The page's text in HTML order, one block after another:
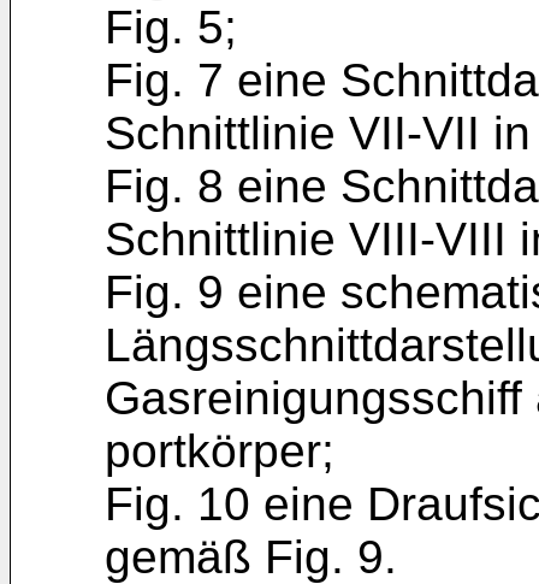
Fig. 5;
Fig. 7 eine
Schnittlinie VII-­VII
Fig. 8 eine
Schnittlinie VIII-­VIII
Fig. 9 eine
portkörper;
Fig. 10 eine
gemäß Fig. 9.